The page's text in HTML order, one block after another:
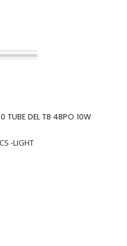
TUBE DEL T8 48PO 10W
-LIGHT